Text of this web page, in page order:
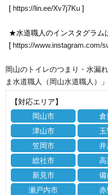
[ https://lin.ee/Xv7j7Ku ]
★水道職人のインスタグラム
[ https://www.instagram.com/
岡山のトイレのつまり・水漏
ま水道職人（岡山水道職人）」
【対応エリア】
岡山市
倉
津山市
笠岡市
井
総社市
高
新見市
備
瀬戸内市
赤